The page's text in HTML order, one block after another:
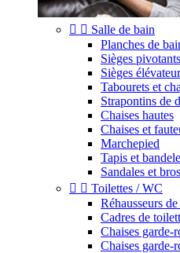
  Salle de bain
Planches de
Sièges
Sièges
Tabourets et
Strapontins de
Chaises hautes
Chaises et
Marchepied
Tapis et
Sandales et
  Toilettes / WC
Réhausseurs
Cadres de
Chaises garde-
Chaises garde-